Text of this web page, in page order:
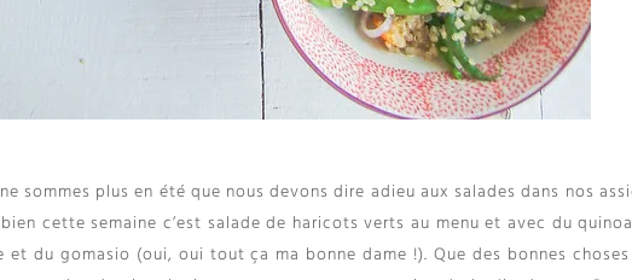
sommes plus en été que nous devons dire adieu aux salades dans nos
cette semaine c’est salade de haricots verts au menu et avec du
et du gomasio (oui, oui tout ça ma bonne dame !).Que des bonnes